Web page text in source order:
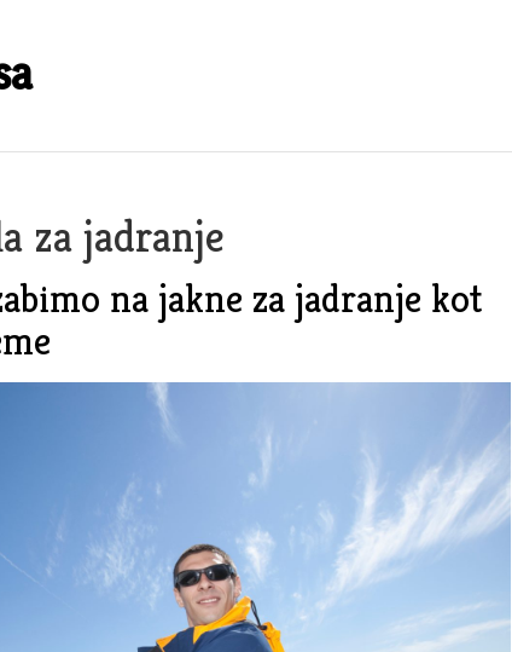
za jadranje
na jakne za jadranje kot